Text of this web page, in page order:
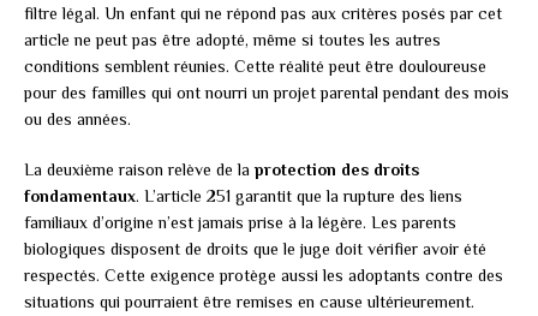
filtre légal. Un enfant qui ne répond pas aux critères posés par cet
article ne peut pas être adopté, même si toutes les autres
conditions semblent réunies. Cette réalité peut être douloureuse
pour des familles qui ont nourri un projet parental pendant des mois
ou des années.
La deuxième raison relève de la protection des droits
fondamentaux. L’article 251 garantit que la rupture des liens
familiaux d’origine n’est jamais prise à la légère. Les parents
biologiques disposent de droits que le juge doit vérifier avoir été
respectés. Cette exigence protège aussi les adoptants contre des
situations qui pourraient être remises en cause ultérieurement.